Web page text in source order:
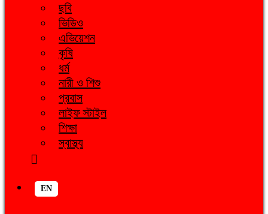
ছবি
ভিডিও
এভিয়েশন
কৃষি
ধর্ম
নারী ও শিশু
প্রবাস
লাইফ স্টাইল
শিক্ষা
স্বাস্থ্য
EN